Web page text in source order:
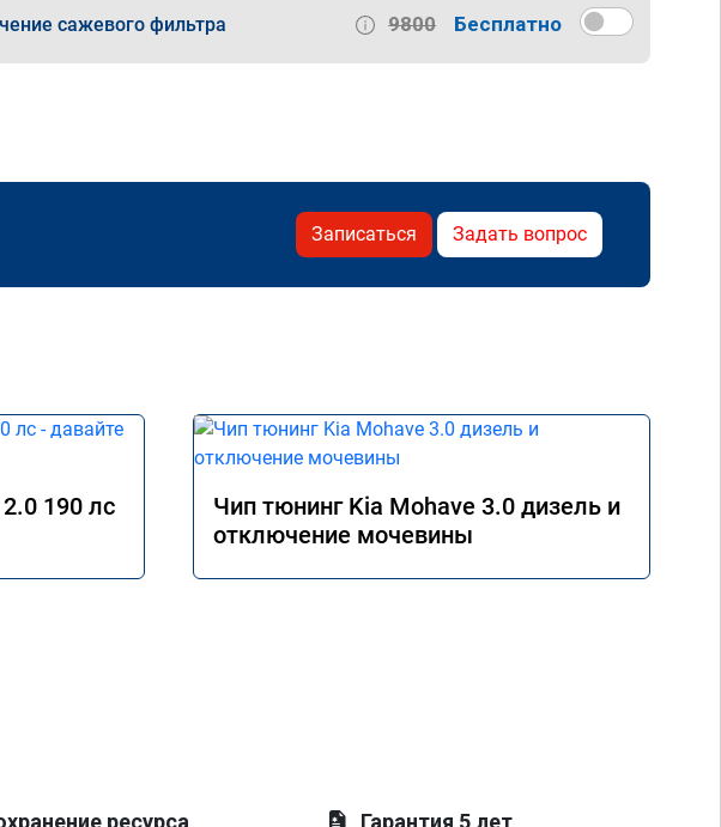
сажевого фильтра 9800 Бесплатно
Записаться Задать вопрос
190 лс
Чип тюнинг Kia Mohave 3.0 дизель и
отключение мочевины
ресурса Гарантия 5 лет